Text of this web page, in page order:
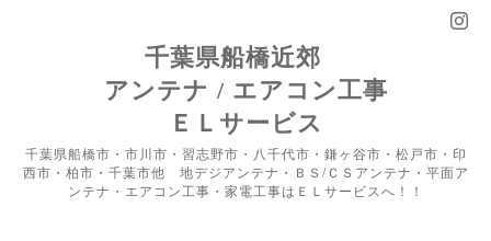
千葉県船橋近郊
アンテナ / エアコン工事
ＥＬサービス
千葉県船橋市・市川市・習志野市・八千代市・鎌ヶ谷市・松戸市・印
西市・柏市・千葉市他 地デジアンテナ・ＢＳ/ＣＳアンテナ・平面ア
ンテナ・エアコン工事・家電工事はＥＬサービスへ！！